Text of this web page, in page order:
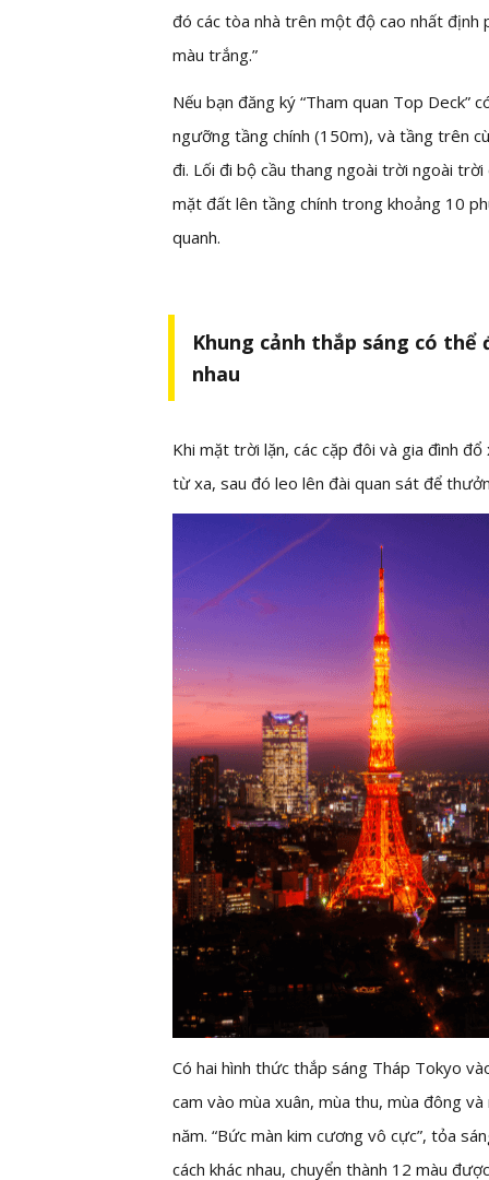
đó các tòa nhà trên một độ cao nhất định
màu trắng.”
Nếu bạn đăng ký “Tham quan Top
ngưỡng tầng chính (150m), và tầng trên
đi. Lối đi bộ cầu thang ngoài trời ngoài
mặt đất lên tầng chính trong khoảng 10
quanh.
Khung cảnh thắp sáng có
nhau
Khi mặt trời lặn, các cặp đôi và gia đình
từ xa, sau đó leo lên đài quan sát để
Có hai hình thức thắp sáng Tháp Tokyo
cam vào mùa xuân, mùa thu, mùa đông
năm. “Bức màn kim cương vô cực”, tỏa
cách khác nhau, chuyển thành 12 màu